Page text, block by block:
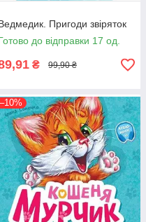
Пригоди звіряток
до відправки 17 од.
₴ 99,90 ₴
–10%